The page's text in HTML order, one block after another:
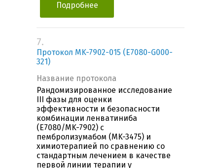
Подробнее
7.
Протокол MK-7902-015 (E7080-G000-
321)
Название протокола
Рандомизированное исследование
III фазы для оценки
эффективности и безопасности
комбинации ленватиниба
(E7080/MK-7902) с
пембролизумабом (MK-3475) и
химиотерапией по сравнению со
стандартным лечением в качестве
первой линии терапии у